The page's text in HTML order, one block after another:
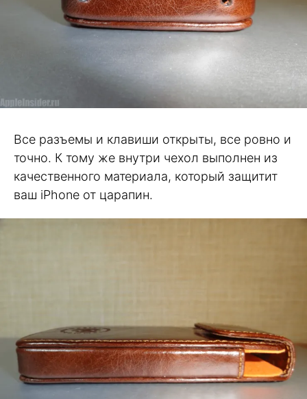
Все разъемы и клавиши открыты, все ровно и
точно. К тому же внутри чехол выполнен из
качественного материала, который защитит
ваш iPhone от царапин.